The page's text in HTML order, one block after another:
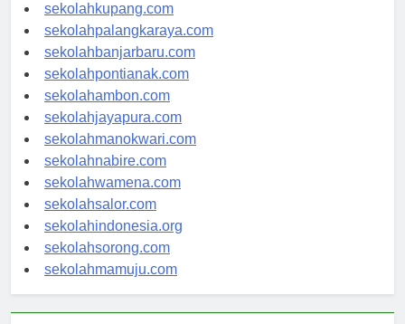
sekolahkupang.com
sekolahpalangkaraya.com
sekolahbanjarbaru.com
sekolahpontianak.com
sekolahambon.com
sekolahjayapura.com
sekolahmanokwari.com
sekolahnabire.com
sekolahwamena.com
sekolahsalor.com
sekolahindonesia.org
sekolahsorong.com
sekolahmamuju.com